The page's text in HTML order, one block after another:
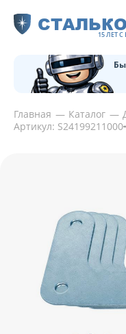
15 ЛЕТ
Главная Каталог
Артикул: S24199211000